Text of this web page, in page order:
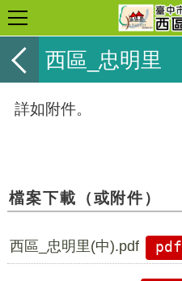
西區_忠明里
詳如附件。
檔案下載（或附件）
西區_忠明里(中).pdf pdf